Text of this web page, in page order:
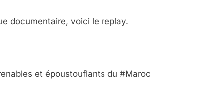
documentaire, voici le replay.
et époustouflants du #Maroc